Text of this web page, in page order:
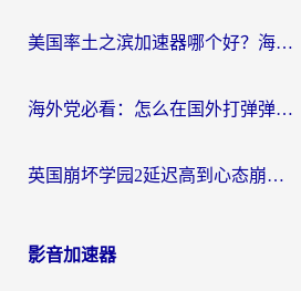
美国率土之滨加速器哪个好？海外党国服游戏畅玩终极指南（附多游戏解决方案）
海外党必看：怎么在国外打弹弹堂不卡？番茄加速器亲测指南
英国崩坏学园2延迟高到心态崩？海外党国服游戏加速终极指南
影音加速器